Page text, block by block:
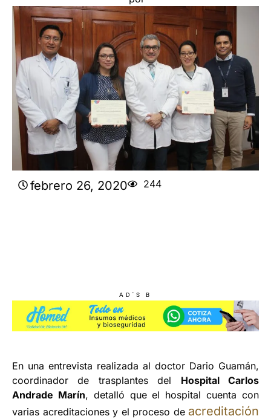
febrero 26, 2020 244
AD'S B
En una entrevista realizada al doctor Dario Guamán,
coordinador de trasplantes del Hospital Carlos
Andrade Marín, detalló que el hospital cuenta con
varias acreditaciones y el proceso de acreditación